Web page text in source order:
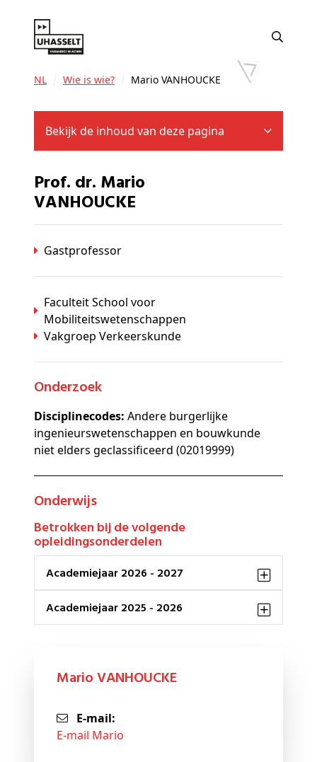
NL Wie is wie? Mario VANHOUCKE
Bekijk de inhoud van deze pagina
Prof. dr. Mario
VANHOUCKE
Gastprofessor
Faculteit School voor
Mobiliteitswetenschappen
Vakgroep Verkeerskunde
Onderzoek
Disciplinecodes: Andere burgerlijke
ingenieurswetenschappen en bouwkunde
niet elders geclassificeerd (02019999)
Onderwijs
Betrokken bij de volgende
opleidingsonderdelen
Academiejaar 2026 - 2027
Academiejaar 2025 - 2026
Mario VANHOUCKE
E-mail:
E-mail Mario